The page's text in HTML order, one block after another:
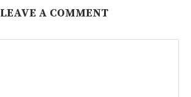
LEAVE A COMMENT